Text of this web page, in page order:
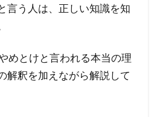
言う人は、正しい知識を知
めとけと言われる本当の理
解釈を加えながら解説して